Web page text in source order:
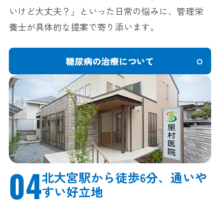
いけど大丈夫？」といった日常の悩みに、管理栄
養士が具体的な提案で寄り添います。
糖尿病の治療について
04北大宮駅から徒歩6分、 通いや
すい好立地